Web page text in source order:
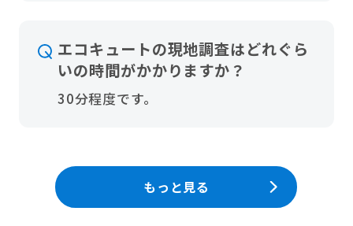
エコキュートの現地調査はどれぐら
いの時間がかかりますか？
30分程度です。
もっと見る